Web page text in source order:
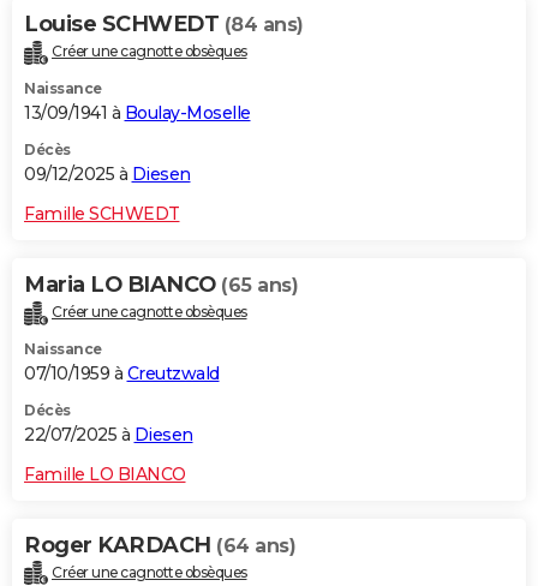
Bricolage
Lifestyle
Culture
Television
Voyage
Louise SCHWEDT (84 ans)
Créer une cagnotte obsèques
Naissance
13/09/1941 à Boulay-Moselle
Décès
09/12/2025 à Diesen
Famille SCHWEDT
Maria LO BIANCO (65 ans)
Créer une cagnotte obsèques
Naissance
07/10/1959 à Creutzwald
Décès
22/07/2025 à Diesen
Famille LO BIANCO
Roger KARDACH (64 ans)
Créer une cagnotte obsèques